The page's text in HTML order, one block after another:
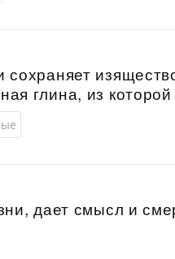
сохраняет
глина, из
дает смысл и